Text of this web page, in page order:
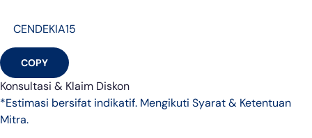
COPY
Konsultasi & Klaim Diskon
*Estimasi bersifat indikatif. Mengikuti Syarat & Ketentuan
Mitra.